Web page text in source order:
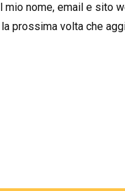
mio nome, email e sito
prossima volta che